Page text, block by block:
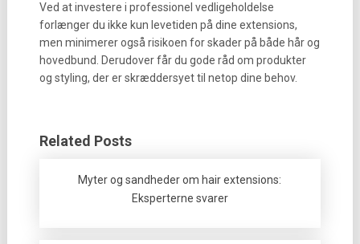
Ved at investere i professionel vedligeholdelse
forlænger du ikke kun levetiden på dine extensions,
men minimerer også risikoen for skader på både hår og
hovedbund. Derudover får du gode råd om produkter
og styling, der er skræddersyet til netop dine behov.
Related Posts
Myter og sandheder om hair extensions:
Eksperterne svarer